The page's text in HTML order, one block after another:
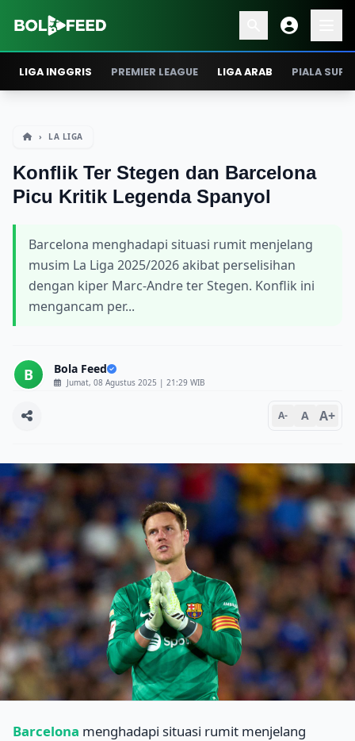
LIGA INGGRIS PREMIER LEAGUE LIGA ARAB PIALA
› LA LIGA
Konflik Ter Stegen dan Barcelona
Picu Kritik Legenda Spanyol
Barcelona menghadapi situasi rumit menjelang
musim La Liga 2025/2026 akibat perselisihan
dengan kiper Marc-Andre ter Stegen. Konflik ini
mengancam per...
B Bola Feed
Jumat, 08 Agustus 2025 | 21:29 WIB
A- A A+
Barcelona menghadapi situasi rumit menjelang